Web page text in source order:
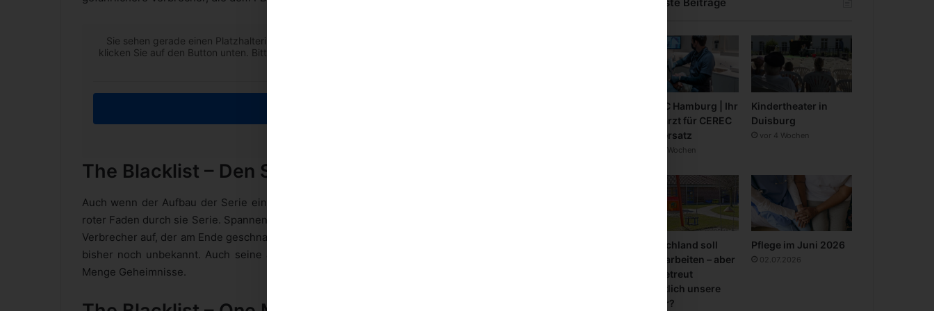
Sie sehen gerade einen Platzhalterinhalt von
klicken Sie auf den Button unten. Bitte beachten Sie, dass dabei Daten an Drittanbieter weitergegeben
The Blacklist – Den Superschurken auf der Spur
Auch wenn der Aufbau der Serie ein wenig an die Episoden-Serien wie CSI erinnert, zieht sich ein
roter Faden durch sie Serie. Spannende Cliffhanger inklusive. Bisher tauchte in jeder Folge ein neuer
Verbrecher auf, der am Ende geschnappt wird, doch die Beweggründe von Raymond Reddington sind
bisher noch unbekannt. Auch seine auserwählte Partnerin vom FBI hat in ihrem Umfeld noch eine
Menge Geheimnisse.
CEREC Hamburg | Ihr
Zahnarzt für CEREC
Zahnersatz
vor 3 Wochen
Kindertheater in
Duisburg
vor 4 Wochen
Deutschland soll
mehr arbeiten – aber
wer betreut
eigentlich unsere
Kinder?
Pflege im Juni 2026
02.07.2026